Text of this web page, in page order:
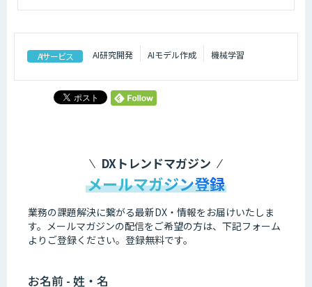
AIサービス AI研究開発 AIモデル作成 機械学習
DXトレンドマガジン
メールマガジン登録
業務の課題解決に繋がる最新DX・情報をお届けいたしま
す。 メールマガジンの配信をご希望の方は、下記フォーム
よりご登録ください。登録無料です。
お名前 - 姓・名